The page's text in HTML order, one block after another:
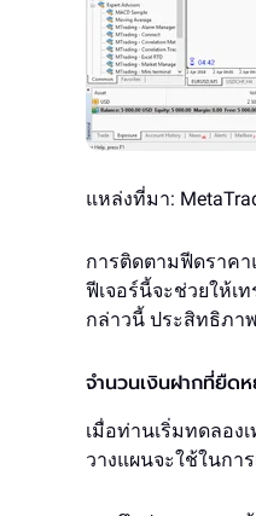
แหล่งที่มา:
การติดตามฟีดราคา
ฟีเจอร์นี้จะช่วยให้เ
กล่าวนี้ ประสิทธิภา
จำนวนเงินฝากที่ยืด
เมื่อท่านเริ่มทดลอง
วางแผนจะใช้ในกา